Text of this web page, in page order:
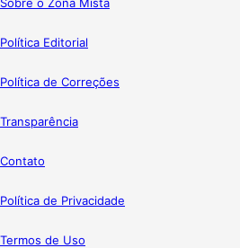
Política Editorial
Política de Correções
Transparência
Contato
Política de Privacidade
Termos de Uso